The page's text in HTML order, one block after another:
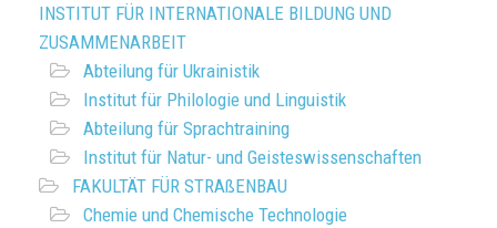
INSTITUT FÜR INTERNATIONALE BILDUNG UND
ZUSAMMENARBEIT
Abteilung für Ukrainistik
Institut für Philologie und Linguistik
Abteilung für Sprachtraining
Institut für Natur- und Geisteswissenschaften
FAKULTÄT FÜR STRAßENBAU
Chemie und Chemische Technologie